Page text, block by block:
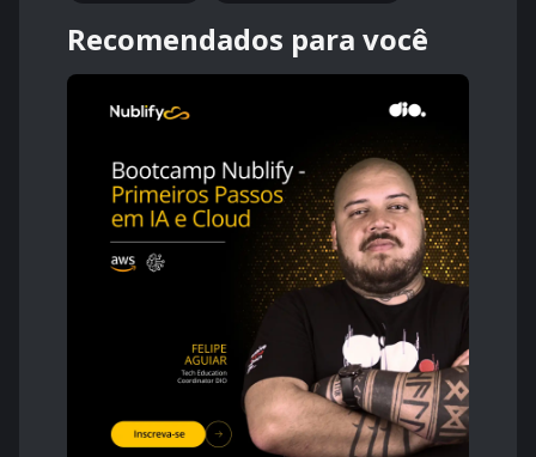
Recomendados para você